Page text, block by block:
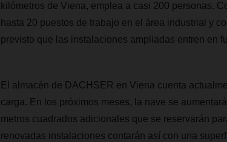
kilómetros de Viena, emplea a casi 200 personas.
hasta 20 puestos de trabajo en el área industrial y
previsto que las instalaciones ampliadas entren en
El almacén de DACHSER en Viena cuenta
carga. En los próximos meses, la nave se
metros cuadrados adicionales que se reservarán
renovadas instalaciones contarán así con una